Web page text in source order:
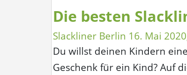
Die besten
Slackliner Berlin 16. Mai 2020
Du willst deinen Kindern
Geschenk für ein Kind? Auf